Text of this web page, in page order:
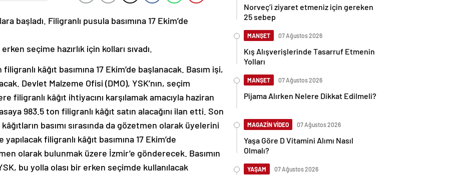
başladı. Filigranlı pusula basımına 17 Ekim’de
seçime hazırlık için kolları sıvadı.
kâğıt basımına 17 Ekim’de başlanacak. Basım işi,
Devlet Malzeme Ofisi (DMO), YSK’nın, seçim
filigranlı kâğıt ihtiyacını karşılamak amacıyla haziran
983.5 ton filigranlı kâğıt satın alacağını ilan etti. Son
kâğıtların basımı sırasında da gözetmen olarak üyelerini
filigranlı kâğıt basımına 17 Ekim’de
olarak bulunmak üzere İzmir’e gönderecek. Basımın
bu yolla olası bir erken seçimde kullanılacak
Norveç’i ziyaret etmeniz için gereken
25 sebep
MANŞET 07 Ağustos 2026
Kış Alışverişlerinde Tasarruf Etmenin
Yolları
MANŞET 07 Ağustos 2026
Pijama Alırken Nelere Dikkat Edilmeli?
MAGAZİN VİDEO 07 Ağustos 2026
Yaşa Göre D Vitamini Alımı Nasıl
Olmalı?
YAŞAM 07 Ağustos 2026